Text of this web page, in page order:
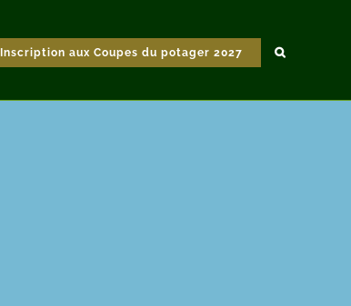
Inscription aux Coupes du potager 2027